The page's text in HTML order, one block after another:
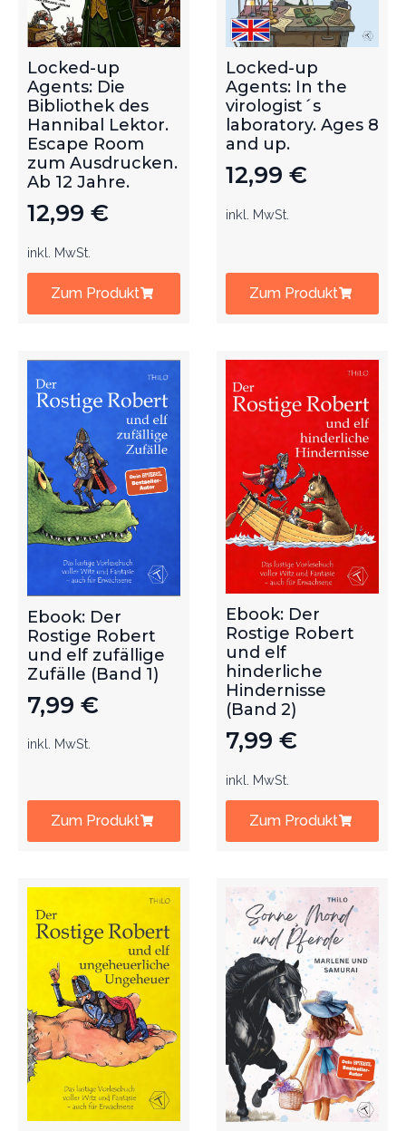
Locked-up
Agents: Die
Bibliothek des
Hannibal Lektor.
Escape Room
zum Ausdrucken.
Ab 12 Jahre.
12,99 €
inkl. MwSt.
Zum Produkt
Locked-up
Agents: In the
virologist´s
laboratory. Ages 8
and up.
12,99 €
inkl. MwSt.
Zum Produkt
Ebook: Der
Rostige Robert
und elf zufällige
Zufälle (Band 1)
7,99 €
inkl. MwSt.
Zum Produkt
Ebook: Der
Rostige Robert
und elf
hinderliche
Hindernisse
(Band 2)
7,99 €
inkl. MwSt.
Zum Produkt